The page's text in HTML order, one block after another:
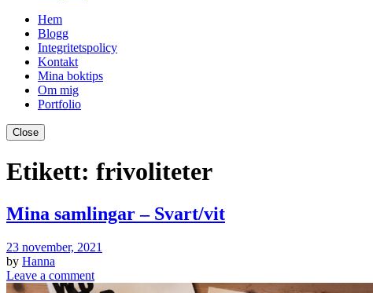
Hem
Blogg
Integritetspolicy
Kontakt
Mina boktips
Om mig
Portfolio
Close
Etikett: frivoliteter
Mina samlingar – Svart/vit
23 november, 2021
by Hanna
Leave a comment